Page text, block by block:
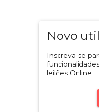
Novo
Inscreva-se
leilões Online.